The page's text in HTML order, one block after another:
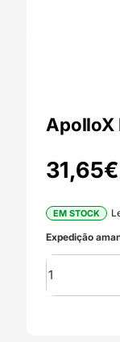
ApolloX
31,65€
EM STOCK
Expedição
Quantidade
de
ApolloX